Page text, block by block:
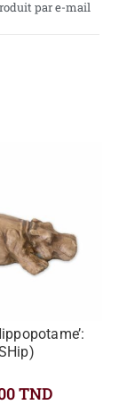
par e-mail
TND